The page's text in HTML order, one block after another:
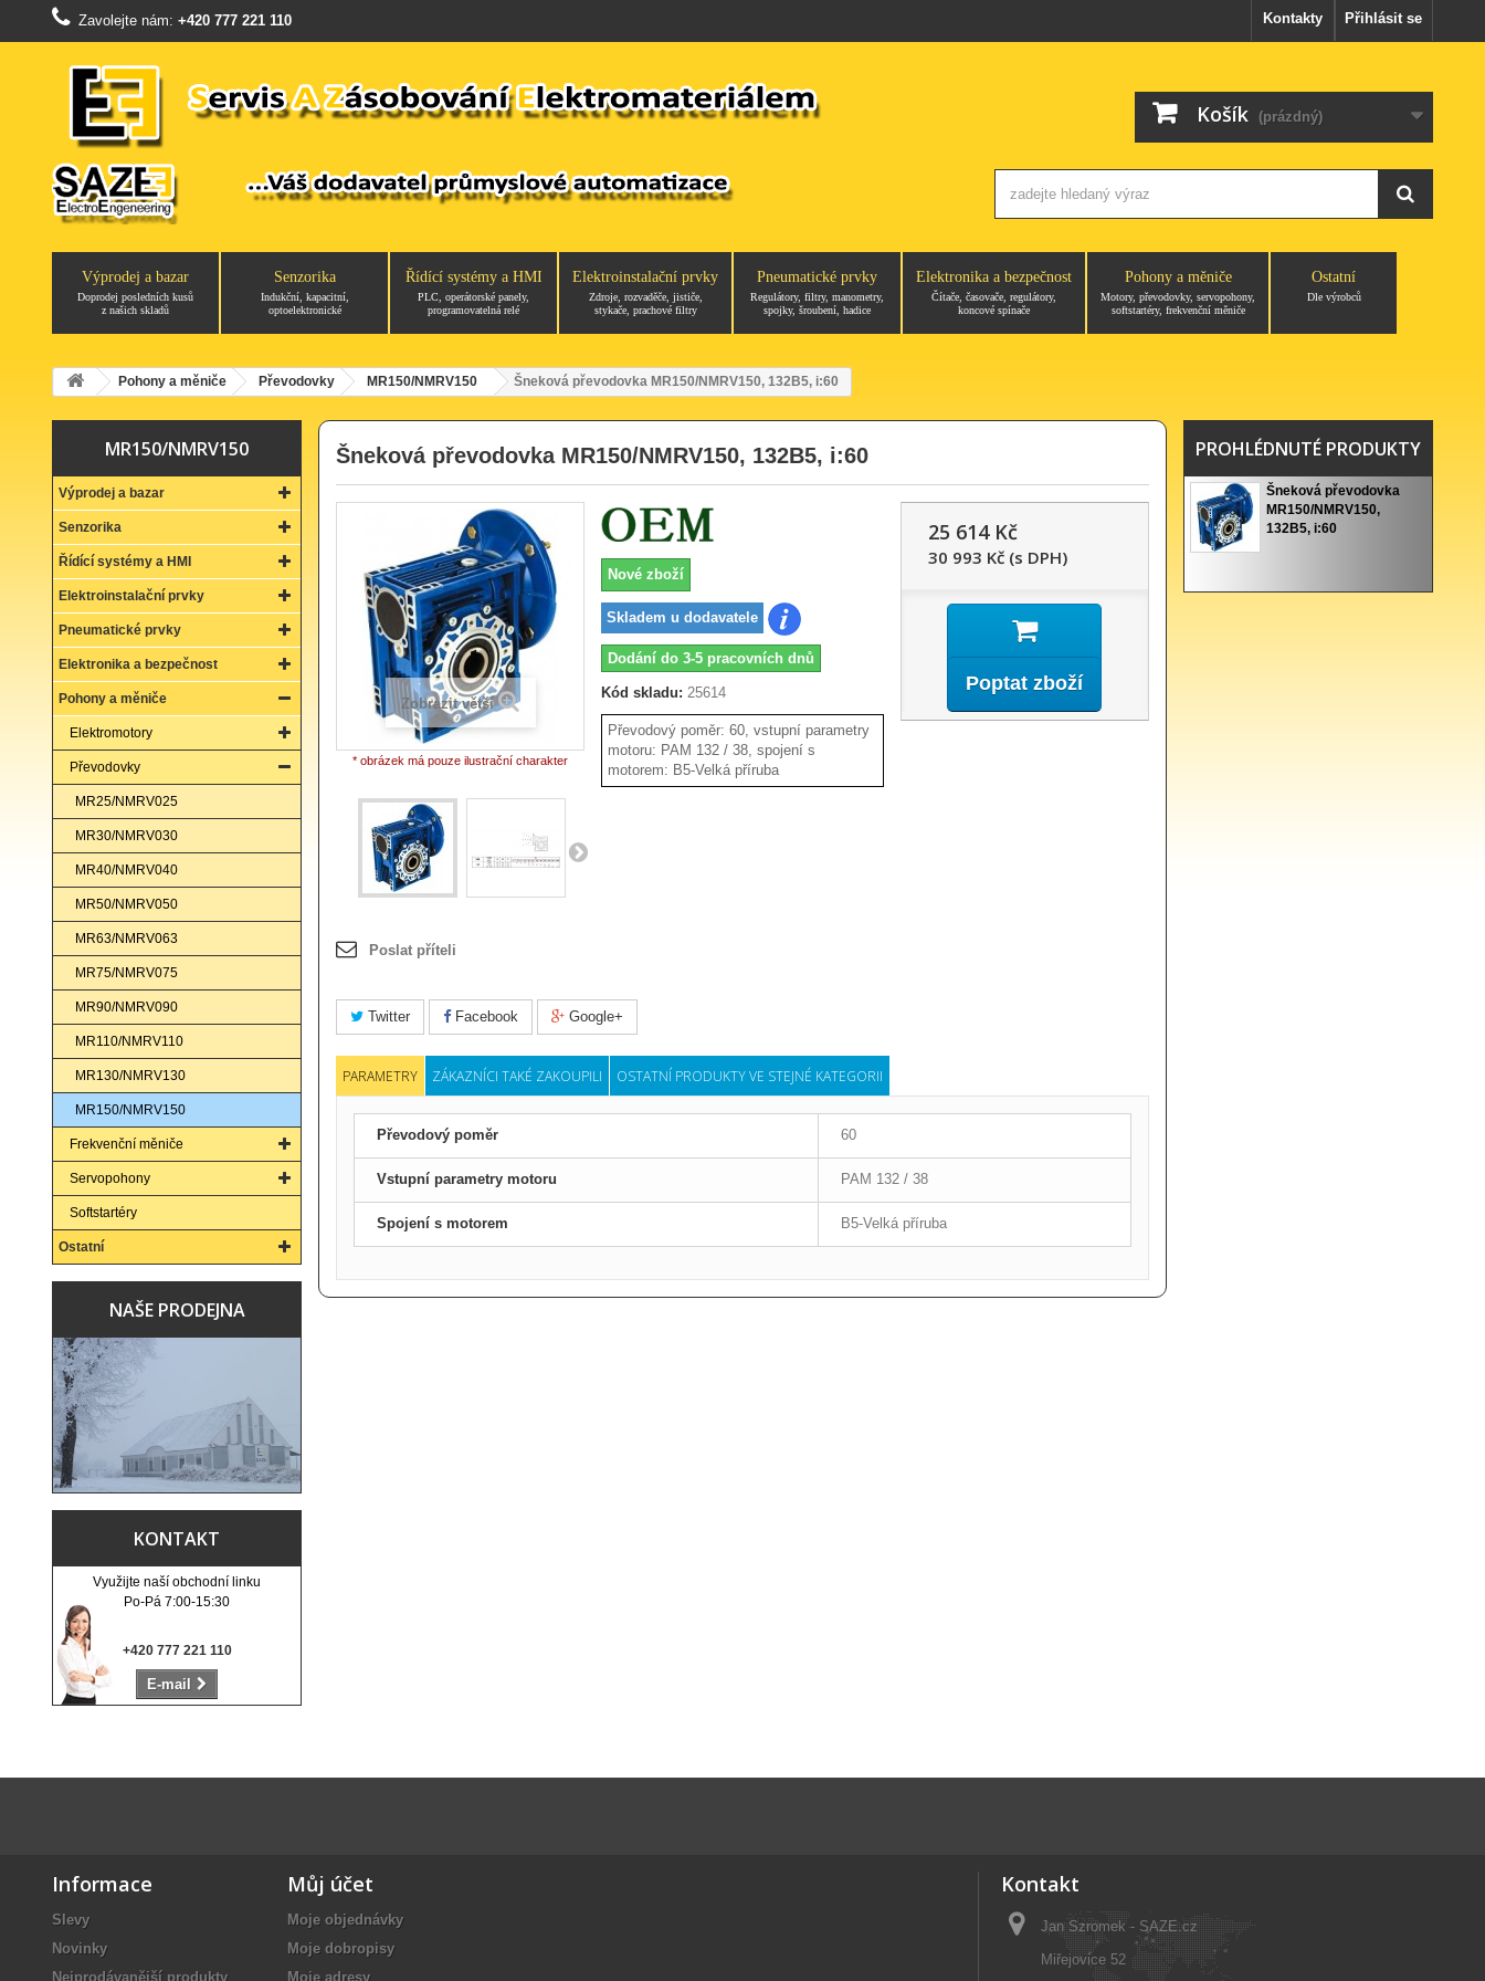
Přihlásit se
Kontakty
Zavolejte nám: +420 777 221 110
Košík (prázdný)
Výprodej a bazar
Doprodej posledních kusů
z našich skladů
Senzorika
Indukční, kapacitní,
optoelektronické
Řídící systémy a HMI
PLC, operátorské panely,
programovatelná relé
Elektroinstalační prvky
Zdroje, rozvaděče, jističe,
stykače, prachové filtry
Pneumatické prvky
Regulátory, filtry, manometry,
spojky, šroubení, hadice
Elektronika a bezpečnost
Čítače, časovače, regulátory,
koncové spínače
Pohony a měniče
Motory, převodovky, servopohony,
softstartéry, frekvenční měniče
Ostatní
Dle výrobců
Pohony a měniče Převodovky MR150/NMRV150 Šneková převodovka MR150/NMRV150, 132B5, i:60
MR150/NMRV150
Výprodej a bazar
Senzorika
Řídící systémy a HMI
Elektroinstalační prvky
Pneumatické prvky
Elektronika a bezpečnost
Pohony a měniče
Elektromotory
Převodovky
MR25/NMRV025
MR30/NMRV030
MR40/NMRV040
MR50/NMRV050
MR63/NMRV063
MR75/NMRV075
MR90/NMRV090
MR110/NMRV110
MR130/NMRV130
MR150/NMRV150
Frekvenční měniče
Servopohony
Softstartéry
Ostatní
NAŠE PRODEJNA
KONTAKT
Využijte naší obchodní linku
Po-Pá 7:00-15:30
+420 777 221 110
E-mail
Šneková převodovka MR150/NMRV150, 132B5, i:60
Zobrazit větší
* obrázek má pouze ilustrační charakter
Poslat příteli
Nové zboží
Skladem u dodavatele
Dodání do 3-5 pracovních dnů
Kód skladu: 25614
Převodový poměr: 60, vstupní parametry
motoru: PAM 132 / 38, spojení s
motorem: B5-Velká příruba
25 614 Kč
30 993 Kč (s DPH)
Poptat zboží
Twitter Facebook Google+
PARAMETRY ZÁKAZNÍCI TAKÉ ZAKOUPILI OSTATNÍ PRODUKTY VE STEJNÉ KATEGORII
Převodový poměr 60
Vstupní parametry motoru PAM 132 / 38
Spojení s motorem B5-Velká příruba
PROHLÉDNUTÉ PRODUKTY
Šneková převodovka
MR150/NMRV150,
132B5, i:60
Informace
Slevy
Novinky
Nejprodávanější produkty
Můj účet
Moje objednávky
Moje dobropisy
Moje adresy
Kontakt
Jan Szromek - SAZE.cz
Miřejovice 52